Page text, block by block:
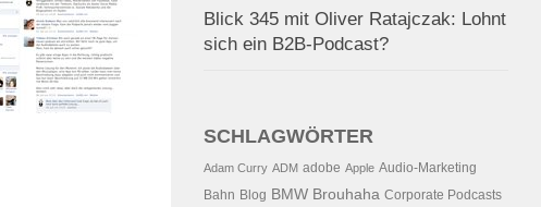
Blick 345 mit Oliver Ratajczak: Lohnt
sich ein B2B-Podcast?
SCHLAGWÖRTER
Adam Curry ADM adobe Apple Audio-Marketing
Bahn Blog BMW Brouhaha Corporate Podcasts